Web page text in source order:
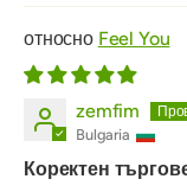
Feel You
zemfim
Bulgaria
Коректен